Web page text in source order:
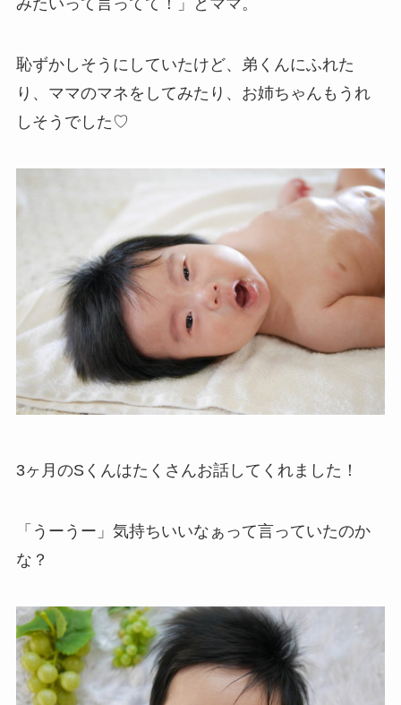
みたいって言ってて！」とママ。
恥ずかしそうにしていたけど、弟くんにふれた
り、ママのマネをしてみたり、お姉ちゃんもうれ
しそうでした♡
3ヶ月のSくんはたくさんお話してくれました！
「うーうー」気持ちいいなぁって言っていたのか
な？